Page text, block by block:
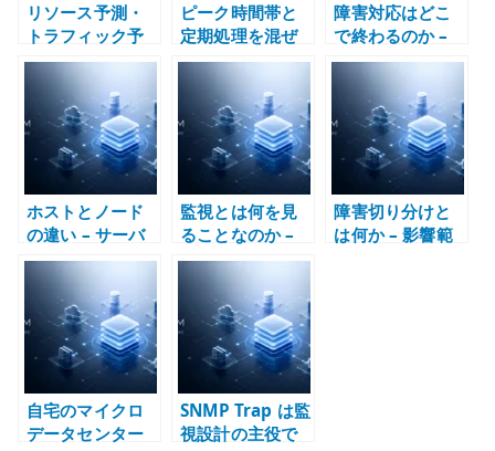
リソース予測・
トラフィック予
測とは何か – キ
ャパシティ管理
として設計する
ピーク時間帯と
定期処理を混ぜ
ない – 業務時
間、バッチ、バ
ックアップ、障
害対応で考える
運用設計
障害対応はどこ
で終わるのか –
復旧、安定化、
恒久対応、再発
防止を分ける
ホストとノード
の違い – サーバ
ー、VM、
Kubernetes で
主語を分けて考
える
監視とは何を見
ることなのか –
Zabbix、
Prometheus、
Grafana の責務
分界で考える
障害切り分けと
は何か – 影響範
自宅のマイクロ
データセンター
SNMP Trap は監
視設計の主役で